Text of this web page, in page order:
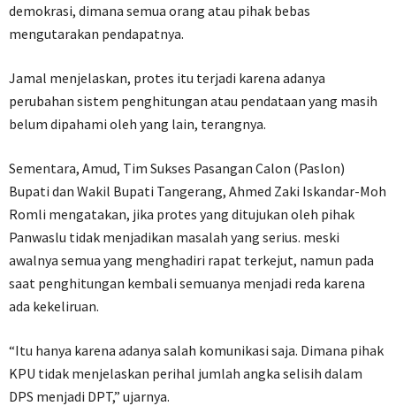
demokrasi, dimana semua orang atau pihak bebas
mengutarakan pendapatnya.
Jamal menjelaskan, protes itu terjadi karena adanya
perubahan sistem penghitungan atau pendataan yang masih
belum dipahami oleh yang lain, terangnya.
Sementara, Amud, Tim Sukses Pasangan Calon (Paslon)
Bupati dan Wakil Bupati Tangerang, Ahmed Zaki Iskandar-Moh
Romli mengatakan, jika protes yang ditujukan oleh pihak
Panwaslu tidak menjadikan masalah yang serius. meski
awalnya semua yang menghadiri rapat terkejut, namun pada
saat penghitungan kembali semuanya menjadi reda karena
ada kekeliruan.
“Itu hanya karena adanya salah komunikasi saja. Dimana pihak
KPU tidak menjelaskan perihal jumlah angka selisih dalam
DPS menjadi DPT,” ujarnya.